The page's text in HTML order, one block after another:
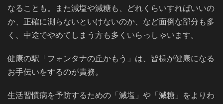
なることも。また減塩や減糖も、どれくらいすればいいの
か、正確に測らないといけないのか、など面倒な部分も多
く、中途でやめてしまう方も多くいらっしゃいます。
健康の駅「フォンタナの丘かもう」は、皆様が健康になる
お手伝いをするのが責務。
生活習慣病を予防するための「減塩」や「減糖」をよりわ